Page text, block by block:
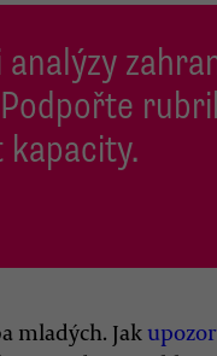
mladých. Jak